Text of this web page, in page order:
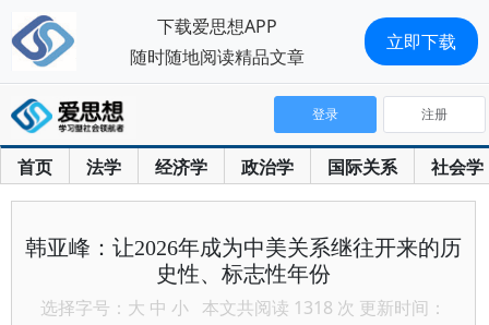
首页 法学 经济学 政治学 国际关系 社会学
登录 注册
韩亚峰：让2026年成为中美关系继往开来的历
史性、标志性年份
选择字号： 大 中 小 本文共阅读 1318 次 更新时间：
下载爱思想APP
随时随地阅读精品文章
立即下载